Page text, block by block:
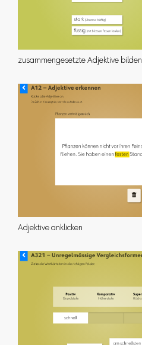
zusammengesetzte Adjektive bilden
Adjektive anklicken